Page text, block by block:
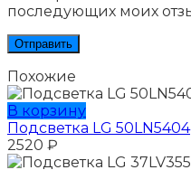
последующих моих
Похожие
В корзину
Подсветка LG 50LN5404
2520 ₽